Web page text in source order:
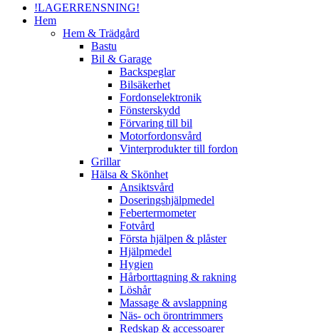
!LAGERRENSNING!
Hem
Hem & Trädgård
Bastu
Bil & Garage
Backspeglar
Bilsäkerhet
Fordonselektronik
Fönsterskydd
Förvaring till bil
Motorfordonsvård
Vinterprodukter till fordon
Grillar
Hälsa & Skönhet
Ansiktsvård
Doseringshjälpmedel
Febertermometer
Fotvård
Första hjälpen & plåster
Hjälpmedel
Hygien
Hårborttagning & rakning
Löshår
Massage & avslappning
Näs- och örontrimmers
Redskap & accessoarer